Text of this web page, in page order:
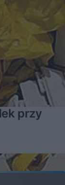
przy